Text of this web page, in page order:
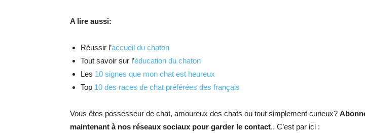
A lire aussi:
Réussir l’accueil du chaton
Tout savoir sur l’éducation du chaton
Les 10 signes que mon chat est heureux
Top 10 des races de chat préférées des français
Vous êtes possesseur de chat, amoureux des chats ou tout simplement curieux?
maintenant à nos réseaux sociaux pour garder le contact.. C’est par ici :